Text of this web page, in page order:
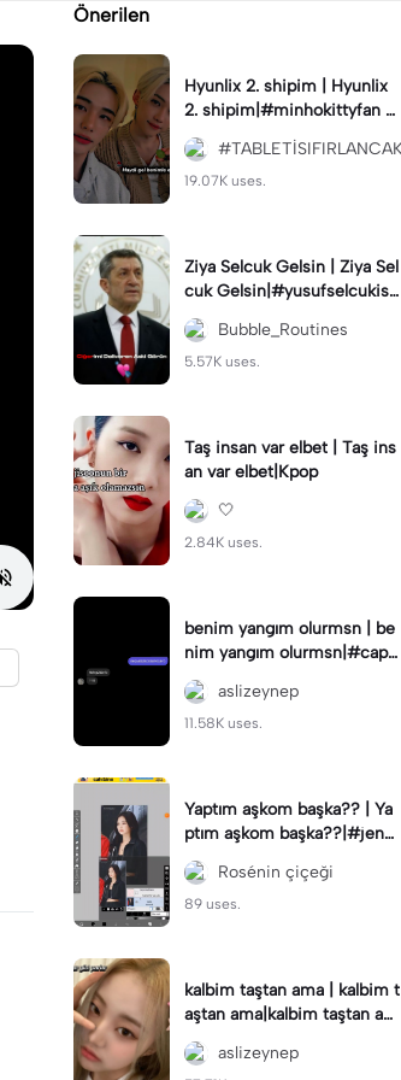
Önerilen
Hyunlix 2. shipim | Hyunlix
2. shipim|#minhokittyfan #
hyunjin #felix #hyunlixx #s
traykids
19.07K uses.
Ziya Selcuk Gelsin | Ziya Sel
cuk Gelsin|#yusufselcukisti
fa#yusufselçukistifa
Bubble_Routines
5.57K uses.
Taş insan var elbet | Taş ins
an var elbet|Kpop
🤍
2.84K uses.
benim yangım olurmsn | be
nim yangım olurmsn|#capc
ut🍀#capcut 🔥🔥 #capcut_
edit aslizeynep
11.58K uses.
Yaptım aşkom başka?? | Ya
ptım aşkom başka??|#jenni
ekimki#viralcapcut🔥
Rosénin çiçeği
89 uses.
kalbim taştan ama | kalbim t
aştan ama|kalbim taştan am
a aşk var sen biraz tehlikelis
in
aslizeynep